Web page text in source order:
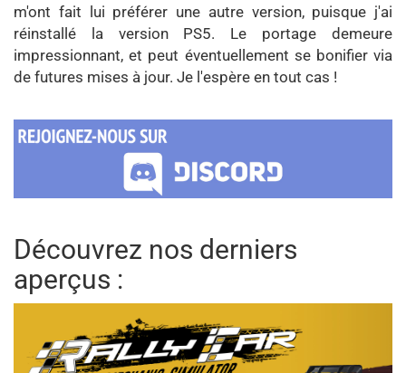
m'ont fait lui préférer une autre version, puisque j'ai
réinstallé la version PS5. Le portage demeure
impressionnant, et peut éventuellement se bonifier via
de futures mises à jour. Je l'espère en tout cas !
Découvrez nos derniers
aperçus :